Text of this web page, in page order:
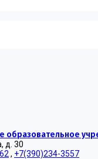
д. 30
, +7(390)234-3557